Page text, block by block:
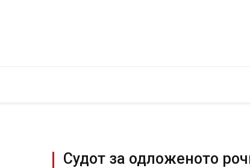
Судот за одложеното